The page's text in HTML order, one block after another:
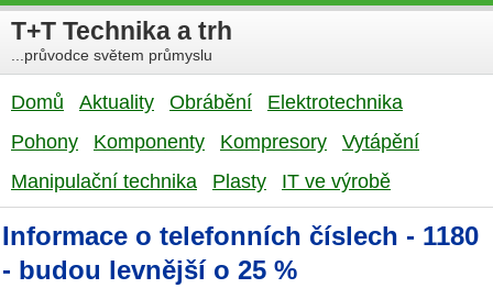
T+T Technika a trh
...průvodce světem průmyslu
Domů Aktuality Obrábění
Elektrotechnika
Pohony
Komponenty Kompresory
Vytápění
Manipulační technika
Plasty IT ve výrobě
Informace o telefonních číslech - 1180
- budou levnější o 25 %